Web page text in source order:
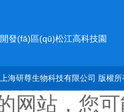
發(fā)區(qū)松江高科技園
上海研尊生物科技有限公司 版權
网站，您